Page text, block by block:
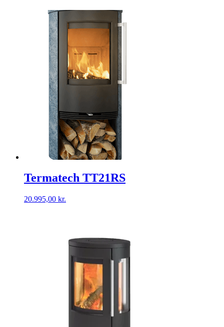
Termatech TT21RS
20.995,00 kr.